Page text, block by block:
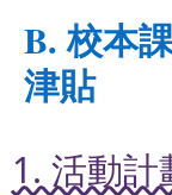
B. 校本
津貼
1. 活動計